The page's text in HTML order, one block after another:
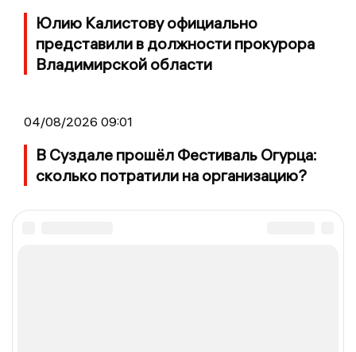
Юлию Калистову официально
представили в должности прокурора
Владимирской области
04/08/2026 09:01
В Суздале прошёл Фестиваль Огурца:
сколько потратили на организацию?